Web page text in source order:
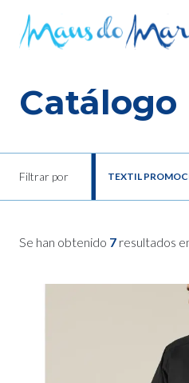
Catálogo
Filtrar por TEXTIL
Se han obtenido 7 resultados